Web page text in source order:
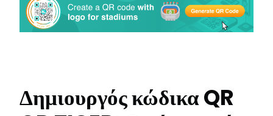
Δημιουργός κώδικα QR